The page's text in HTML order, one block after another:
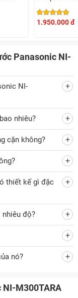
1.950.000 đ
Panasonic NI-
NI-
nhiêu?
cặn không?
thiết kế gì đặc
nhiêu độ?
nó?
M300TARA